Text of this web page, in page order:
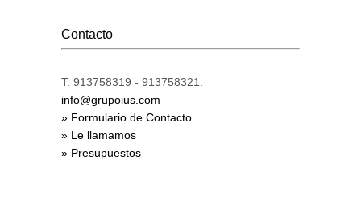
Contacto
T. 913758319 - 913758321.
info@grupoius.com
» Formulario de Contacto
» Le llamamos
» Presupuestos